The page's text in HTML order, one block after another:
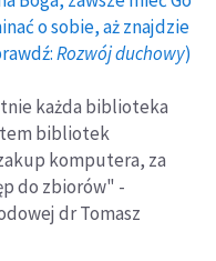
o sobie, aż znajdzie
Rozwój duchowy)
każda biblioteka
bibliotek
komputera, za
do zbiorów" -
dr Tomasz